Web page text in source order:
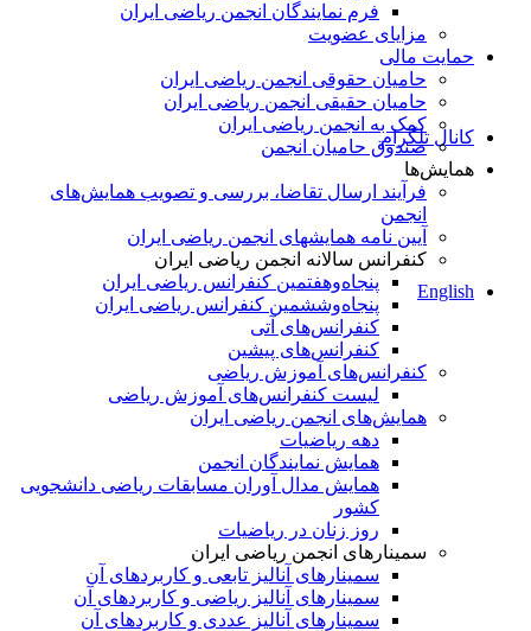
کانال تلگرام
English
فرم نمایندگان انجمن ریاضی ایران
مزایای عضویت
حمایت مالی
حامیان حقوقی انجمن ریاضی ایران
حامیان حقیقی انجمن ریاضی ایران
کمک به انجمن ریاضی ایران
صندوق حامیان انجمن
همایش‌ها
فرآیند ارسال تقاضا، بررسی و تصویب همایش‌های
انجمن
آیین نامه همایشهای انجمن ریاضی ایران
کنفرانس‌ سالانه انجمن ریاضی ایران
پنجاه‌و‌هفتمین کنفرانس ریاضی ایران
پنجاه‌و‌ششمین کنفرانس ریاضی ایران
کنفرانس‌های آتی
کنفرانس‎‌های پیشین
کنفرانس‌های آموزش ریاضی
لیست کنفرانس‌های آموزش ریاضی
همایش‌های انجمن ریاضی ایران
دهه ریاضیات
همایش نمایندگان انجمن
همایش مدال آوران مسابقات ریاضی دانشجویی
کشور
روز زنان در ریاضیات
سمینارهای انجمن ریاضی ایران
سمینارهای آنالیز تابعی و کاربردهای آن
سمینارهای آنالیز ریاضی و کاربردهای آن
سمینارهای آنالیز عددی و کاربردهای آن